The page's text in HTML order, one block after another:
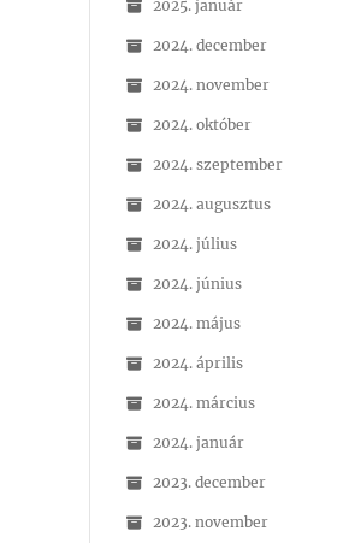
2025. január
2024. december
2024. november
2024. október
2024. szeptember
2024. augusztus
2024. július
2024. június
2024. május
2024. április
2024. március
2024. január
2023. december
2023. november